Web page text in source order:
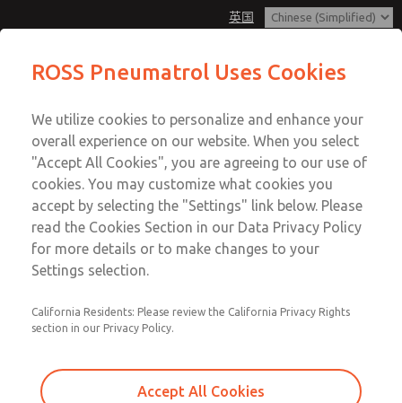
英国
账户
登录
注册
1/2"、BSP/NPT、远程安装、5/2
或 5/3、内部或外部先导、单或双
电磁阀
与所有安全和危险区域电磁阀兼容。材料选项：铝、不锈钢
1/2"、BSP/NPT、远程安装、5/2 或
ROSS Pneumatrol Uses Cookies
We utilize cookies to personalize and enhance your
overall experience on our website. When you select
"Accept All Cookies", you are agreeing to our use of
cookies. You may customize what cookies you
accept by selecting the "Settings" link below. Please
read the Cookies Section in our Data Privacy Policy
for more details or to make changes to your
Settings selection.
California Residents: Please review the California Privacy Rights
section in our Privacy Policy.
Accept All Cookies